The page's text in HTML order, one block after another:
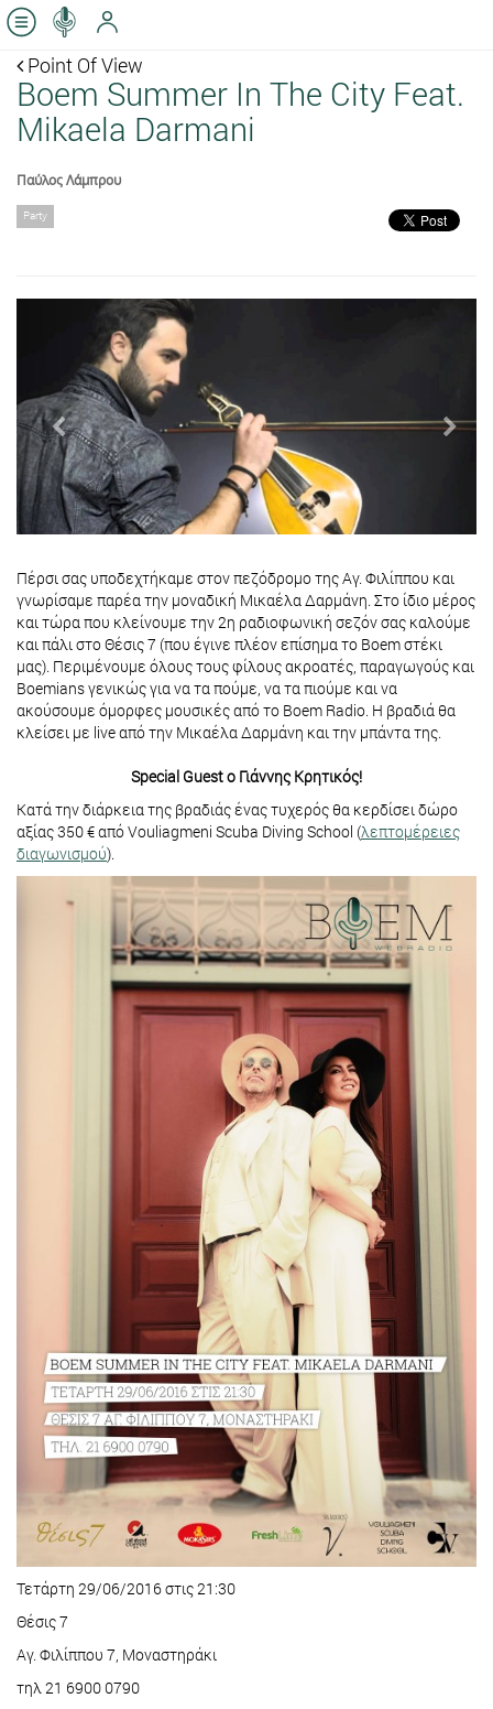
Point Of View
Boem Summer In The City Feat.
Mikaela Darmani
Παύλος Λάμπρου
Party
Previous
Πέρσι σας υποδεχτήκαμε στον πεζόδρομο της Αγ. Φιλίππου και
γνωρίσαμε παρέα την μοναδική Μικαέλα Δαρμάνη. Στο ίδιο μέρος
και τώρα που κλείνουμε την 2η ραδιοφωνική σεζόν σας καλούμε
και πάλι στο Θέσις 7 (που έγινε πλέον επίσημα το Boem στέκι
μας). Περιμένουμε όλους τους φίλους ακροατές, παραγωγούς και
Boemians γενικώς για να τα πούμε, να τα πιούμε και να
ακούσουμε όμορφες μουσικές από το Boem Radio. Η βραδιά θα
κλείσει με live από την Μικαέλα Δαρμάνη και την μπάντα της.
Special Guest o Γιάννης Κρητικός!
Κατά την διάρκεια της βραδιάς ένας τυχερός θα κερδίσει δώρο
αξίας 350 € από Vouliagmeni Scuba Diving School (λεπτομέρειες
διαγωνισμού).
Τετάρτη 29/06/2016 στις 21:30
Θέσις 7
Αγ. Φιλίππου 7, Μοναστηράκι
τηλ 21 6900 0790